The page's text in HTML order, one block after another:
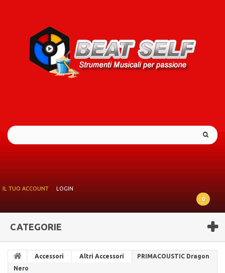
IL TUO ACCOUNT
LOGIN
0
CATEGORIE
Accessori Altri Accessori
PRIMACOUSTIC Dragon
Nero